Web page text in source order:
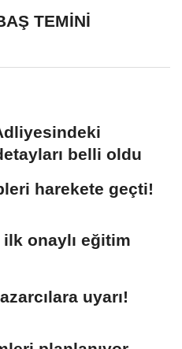
TEMİNİ
belli oldu
harekete geçti!
ilk onaylı eğitim
uyarı!